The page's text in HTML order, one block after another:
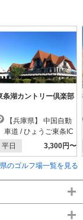
条湖カントリー倶楽部
車道 / ひょうご東条IC
平日
3,300円〜
のゴルフ場一覧を見る